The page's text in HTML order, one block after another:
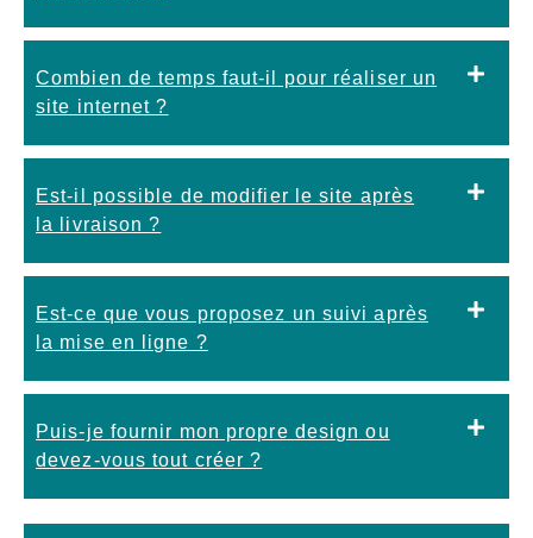
Combien de temps faut-il pour réaliser un
site internet ?
Est-il possible de modifier le site après
la livraison ?
Est-ce que vous proposez un suivi après
la mise en ligne ?
Puis-je fournir mon propre design ou
devez-vous tout créer ?